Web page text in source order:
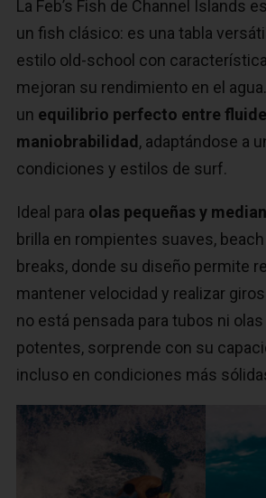
La Feb’s Fish de Channel Islands
un fish clásico: es una tabla
estilo old-school con
mejoran su rendimiento en el
un equilibrio perfecto entre
maniobrabilidad, adaptándose a
condiciones y estilos de surf.
Ideal para olas pequeñas y
brilla en rompientes suaves,
breaks, donde su diseño permite
mantener velocidad y realizar
no está pensada para tubos ni
potentes, sorprende con su
incluso en condiciones más